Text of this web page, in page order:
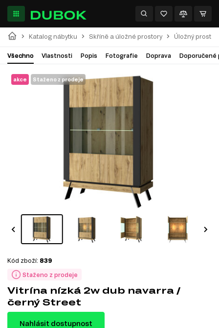
Katalog nábytku Skříně a úložné prostory Úložný prostor
Všechno Vlastnosti Popis Fotografie Doprava Doporučené
akce Staženo z prodeje
Staženo z prodeje
Kód zboží: 839
Vitrína nízká 2w dub navarra /
černý Street
Nahlásit dostupnost